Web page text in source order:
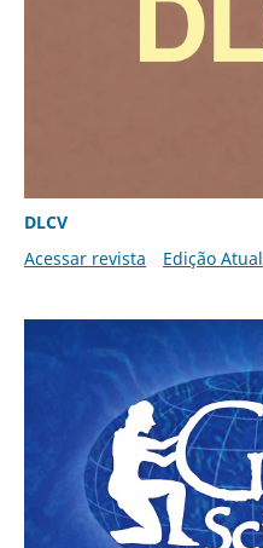
DLCV
Acessar revista
Edição Atual